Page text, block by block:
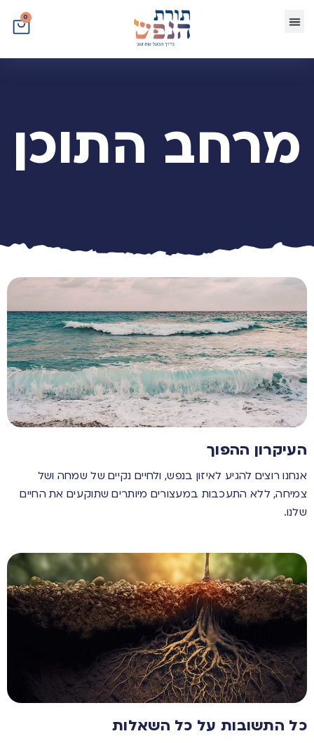
0
מרחב התוכן
העיקרון ההפוך
אנחנו רוצים להגיע לאיזון בנפש, ולחיים נקיים של שמחה ושל
צמיחה, ללא התעכבות במעצורים מיותרים שתוקעים את החיים
שלנו.
כל התשובות על כל השאלות